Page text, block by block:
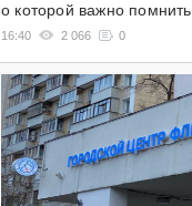
о которой важно помнить
16:40 2 066 0